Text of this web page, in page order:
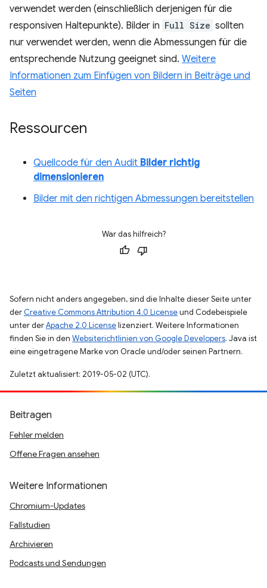
verwendet werden (einschließlich derjenigen für die
responsiven Haltepunkte). Bilder in Full Size sollten
nur verwendet werden, wenn die Abmessungen für die
entsprechende Nutzung geeignet sind. Weitere
Informationen zum Einfügen von Bildern in Beiträge und
Seiten
Ressourcen
Quellcode für den Audit Bilder richtig
dimensionieren
Bilder mit den richtigen Abmessungen bereitstellen
War das hilfreich?
Sofern nicht anders angegeben, sind die Inhalte dieser Seite unter
der Creative Commons Attribution 4.0 Licenseund Codebeispiele
unter derApache 2.0 Licenselizenziert. Weitere Informationen
finden Sie in den Websiterichtlinien von Google Developers. Java ist
eine eingetragene Marke von Oracle und/oder seinen Partnern.
Zuletzt aktualisiert: 2019-05-02 (UTC).
Beitragen
Fehler melden
Offene Fragen ansehen
Weitere Informationen
Chromium-Updates
Fallstudien
Archivieren
Podcasts und Sendungen